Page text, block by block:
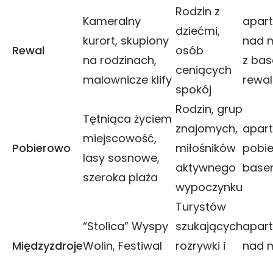
Rewal
Kameralny
kurort, skupiony
na rodzinach,
malownicze klify
Rodzin z
dziećmi,
osób
ceniących
spokój
nad
z
rewal
Pobierowo
Tętniąca życiem
miejscowość,
lasy sosnowe,
szeroka plaża
Rodzin, grup
znajomych,
miłośników
aktywnego
wypoczynku
Międzyzdroje
“Stolica” Wyspy
Wolin, Festiwal
Turystów
szukających
rozrywki i
nad